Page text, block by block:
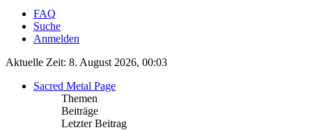
FAQ
Suche
Anmelden
Aktuelle Zeit: 8. August 2026, 00:03
Sacred Metal Page
Themen
Beiträge
Letzter Beitrag